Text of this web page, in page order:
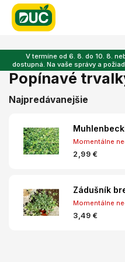
Prejsť
obsah
V termíne od 6. 8. do 10. 8.
dostupná. Na vaše správy a
Popínavé
Najpredávanejšie
Momentálne
2,99 €
Zádušník
Momentálne
3,49 €